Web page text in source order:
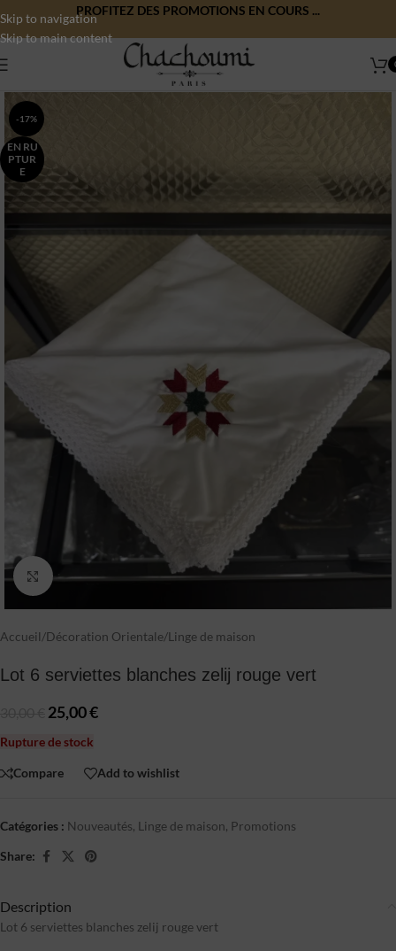
Skip to navigation
Skip to main content
PROFITEZ DES PROMOTIONS EN COURS ...
-17%
EN RU
PTUR
E
Click to enlarge
Accueil/Décoration Orientale/Linge de maison
Lot 6 serviettes blanches zelij rouge vert
25,00€
Rupture de stock
Compare Add to wishlist
Catégories : Nouveautés, Linge de maison, Promotions
Share:
Description
Lot 6 serviettes blanches zelij rouge vert